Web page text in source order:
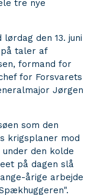
tre nye
den 13. juni
på taler af
formand for
for Forsvarets
Jørgen
som den
krigsplaner mod
den kolde
på dagen slå
årige arbejde